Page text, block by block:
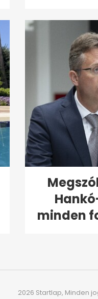
minden
2026 Startlap, Minden